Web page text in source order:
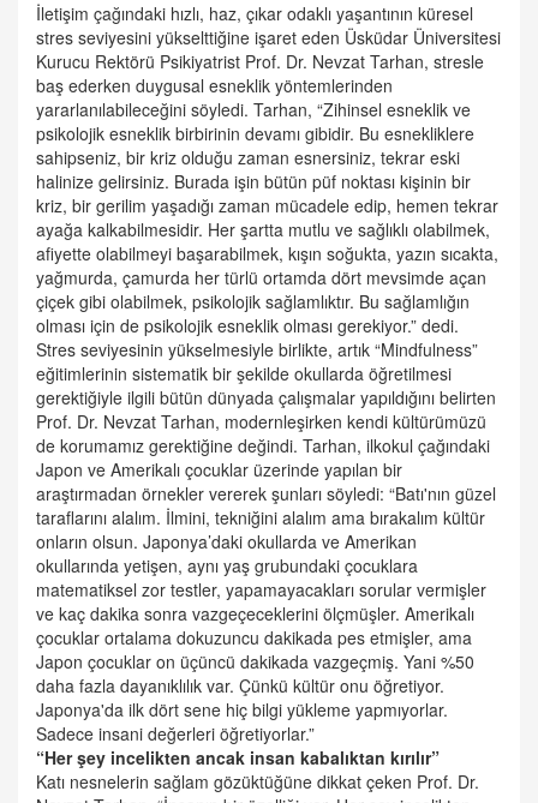
İletişim çağındaki hızlı, haz, çıkar odaklı yaşantının küresel
stres seviyesini yükselttiğine işaret eden Üsküdar Üniversitesi
Kurucu Rektörü Psikiyatrist Prof. Dr. Nevzat Tarhan, stresle
baş ederken duygusal esneklik yöntemlerinden
yararlanılabileceğini söyledi. Tarhan, “Zihinsel esneklik ve
psikolojik esneklik birbirinin devamı gibidir. Bu esnekliklere
sahipseniz, bir kriz olduğu zaman esnersiniz, tekrar eski
halinize gelirsiniz. Burada işin bütün püf noktası kişinin bir
kriz, bir gerilim yaşadığı zaman mücadele edip, hemen tekrar
ayağa kalkabilmesidir. Her şartta mutlu ve sağlıklı olabilmek,
afiyette olabilmeyi başarabilmek, kışın soğukta, yazın sıcakta,
yağmurda, çamurda her türlü ortamda dört mevsimde açan
çiçek gibi olabilmek, psikolojik sağlamlıktır. Bu sağlamlığın
olması için de psikolojik esneklik olması gerekiyor.” dedi.
Stres seviyesinin yükselmesiyle birlikte, artık “Mindfulness”
eğitimlerinin sistematik bir şekilde okullarda öğretilmesi
gerektiğiyle ilgili bütün dünyada çalışmalar yapıldığını belirten
Prof. Dr. Nevzat Tarhan, modernleşirken kendi kültürümüzü
de korumamız gerektiğine değindi. Tarhan, ilkokul çağındaki
Japon ve Amerikalı çocuklar üzerinde yapılan bir
araştırmadan örnekler vererek şunları söyledi: “Batı'nın güzel
taraflarını alalım. İlmini, tekniğini alalım ama bırakalım kültür
onların olsun. Japonya’daki okullarda ve Amerikan
okullarında yetişen, aynı yaş grubundaki çocuklara
matematiksel zor testler, yapamayacakları sorular vermişler
ve kaç dakika sonra vazgeçeceklerini ölçmüşler. Amerikalı
çocuklar ortalama dokuzuncu dakikada pes etmişler, ama
Japon çocuklar on üçüncü dakikada vazgeçmiş. Yani %50
daha fazla dayanıklılık var. Çünkü kültür onu öğretiyor.
Japonya'da ilk dört sene hiç bilgi yükleme yapmıyorlar.
Sadece insani değerleri öğretiyorlar.”
“Her şey incelikten ancak insan kabalıktan kırılır”
Katı nesnelerin sağlam gözüktüğüne dikkat çeken Prof. Dr.